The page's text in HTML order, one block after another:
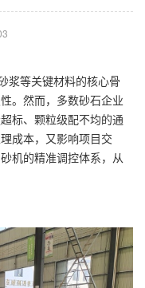
浆等关键材料的核心骨
。然而，多数砂石企业
标、颗粒级配不均的通
成本，又影响项目交
机的精准调控体系，从